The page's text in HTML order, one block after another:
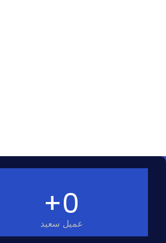
عميل سعيد
0
+